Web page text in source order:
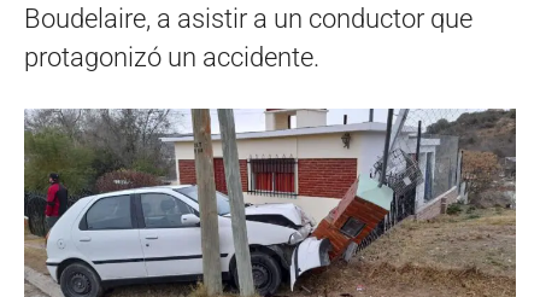
Boudelaire, a asistir a un conductor que
protagonizó un accidente.